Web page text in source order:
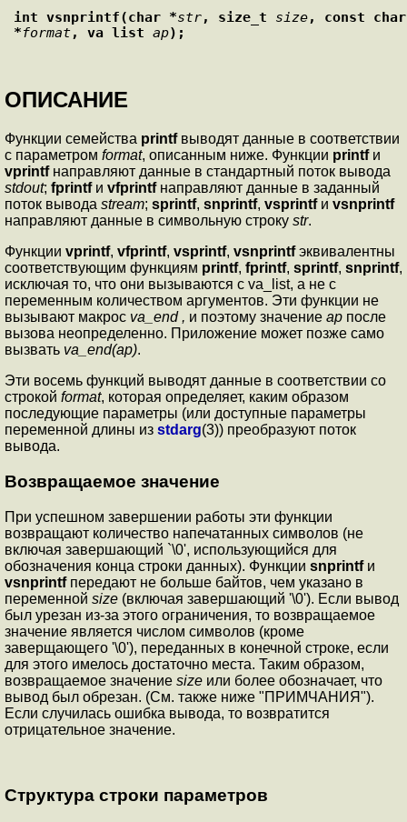
int vsnprintf(char *str, size_t size, const char
*format, va_list ap);
ОПИСАНИЕ
Функции семейства printfвыводят данные в соответствии
с параметром format, описанным ниже. Функции printfи
vprintfнаправляют данные в стандартный поток вывода
stdout; fprintfи vfprintfнаправляют данные в заданный
поток вывода stream; sprintf, snprintf, vsprintfи vsnprintf
направляют данные в символьную строку str.
Функции vprintf, vfprintf, vsprintf, vsnprintfэквивалентны
соответствующим функциям printf, fprintf, sprintf, snprintf,
исключая то, что они вызываются с va_list, а не с
переменным количеством аргументов. Эти функции не
вызывают макрос va_end , и поэтому значение ap после
вызова неопределенно. Приложение может позже само
вызвать va_end(ap).
Эти восемь функций выводят данные в соответствии со
строкой format, которая определяет, каким образом
последующие параметры (или доступные параметры
переменной длины из stdarg(3)) преобразуют поток
вывода.
Возвращаемое значение
При успешном завершении работы эти функции
возвращают количество напечатанных символов (не
включая завершающий `\0', использующийся для
обозначения конца строки данных). Функции snprintfи
vsnprintfпередают не больше байтов, чем указано в
переменной size (включая завершающий '\0'). Если вывод
был урезан из-за этого ограничения, то возвращаемое
значение является числом символов (кроме
заверщающего '\0'), переданных в конечной строке, если
для этого имелось достаточно места. Таким образом,
возвращаемое значение size или более обозначает, что
вывод был обрезан. (См. также ниже "ПРИМЧАНИЯ").
Если случилась ошибка вывода, то возвратится
отрицательное значение.
Структура строки параметров